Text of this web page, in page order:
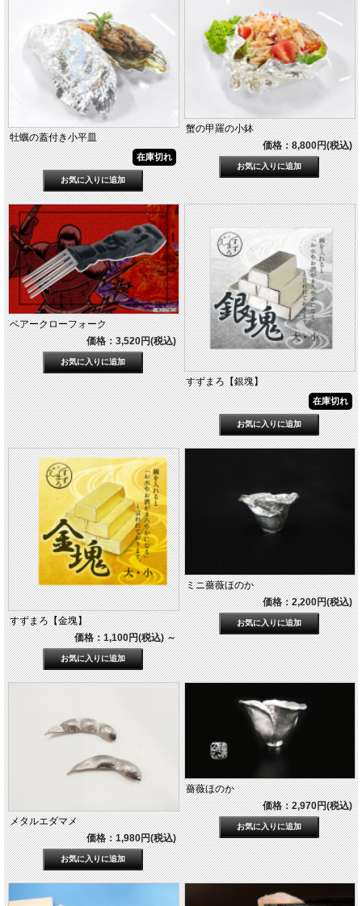
牡蠣の蓋付き小平皿
在庫切れ
蟹の甲羅の小鉢
価格：8,800円(税込)
ベアークローフォーク
価格：3,520円(税込)
すずまろ【銀塊】
在庫切れ
すずまろ【金塊】
価格：1,100円(税込)～
ミニ薔薇ほのか
価格：2,200円(税込)
メタルエダマメ
価格：1,980円(税込)
薔薇ほのか
価格：2,970円(税込)